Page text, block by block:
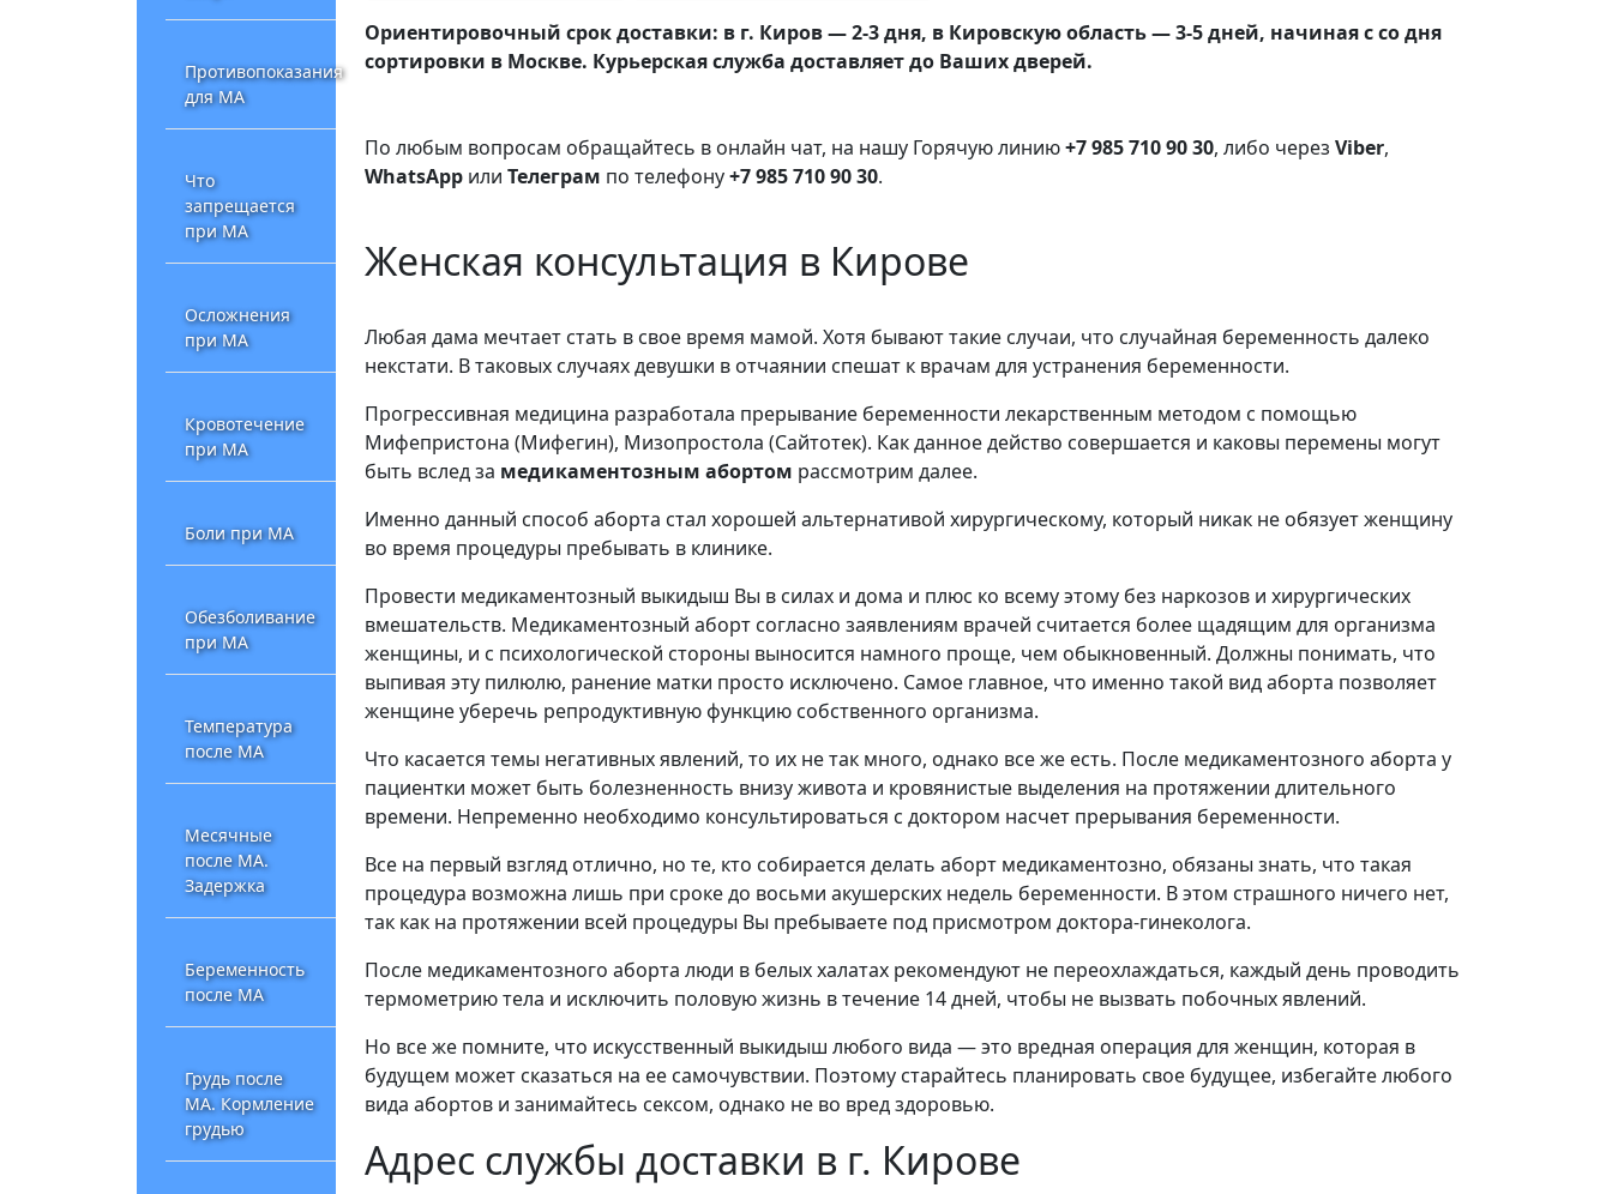
Противопоказания
для МА
Что
запрещается
при МА
Осложнения
при МА
Кровотечение
при МА
Боли при МА
Обезболивание
при МА
Температура
после МА
Месячные
после МА.
Задержка
Беременность
после МА
Грудь после
МА. Кормление
грудью
Ориентировочный срок доставки: в г. Киров — 2-3 дня, в Кировскую область — 3-5 дней, начиная с со дня
сортировки в Москве. Курьерская служба доставляет до Ваших дверей.
По любым вопросам обращайтесь в онлайн чат, на нашу Горячую линию+7 985 710 90 30, либо через Viber,
WhatsApp или Телеграм по телефону+7 985 710 90 30.
Женская консультация в Кирове
Любая дама мечтает стать в свое время мамой. Хотя бывают такие случаи, что случайная беременность далеко
некстати. В таковых случаях девушки в отчаянии спешат к врачам для устранения беременности.
Прогрессивная медицина разработала прерывание беременности лекарственным методом с помощью
Мифепристона (Мифегин), Мизопростола (Сайтотек). Как данное действо совершается и каковы перемены могут
быть вслед за медикаментозным абортом рассмотрим далее.
Именно данный способ аборта стал хорошей альтернативой хирургическому, который никак не обязует женщину
во время процедуры пребывать в клинике.
Провести медикаментозный выкидыш Вы в силах и дома и плюс ко всему этому без наркозов и хирургических
вмешательств. Медикаментозный аборт согласно заявлениям врачей считается более щадящим для организма
женщины, и с психологической стороны выносится намного проще, чем обыкновенный. Должны понимать, что
выпивая эту пилюлю, ранение матки просто исключено. Самое главное, что именно такой вид аборта позволяет
женщине уберечь репродуктивную функцию собственного организма.
Что касается темы негативных явлений, то их не так много, однако все же есть. После медикаментозного аборта у
пациентки может быть болезненность внизу живота и кровянистые выделения на протяжении длительного
времени. Непременно необходимо консультироваться с доктором насчет прерывания беременности.
Все на первый взгляд отлично, но те, кто собирается делать аборт медикаментозно, обязаны знать, что такая
процедура возможна лишь при сроке до восьми акушерских недель беременности. В этом страшного ничего нет,
так как на протяжении всей процедуры Вы пребываете под присмотром доктора-гинеколога.
После медикаментозного аборта люди в белых халатах рекомендуют не переохлаждаться, каждый день проводить
термометрию тела и исключить половую жизнь в течение 14 дней, чтобы не вызвать побочных явлений.
Но все же помните, что искусственный выкидыш любого вида — это вредная операция для женщин, которая в
будущем может сказаться на ее самочувствии. Поэтому старайтесь планировать свое будущее, избегайте любого
вида абортов и занимайтесь сексом, однако не во вред здоровью.
Адрес службы доставки в г. Кирове